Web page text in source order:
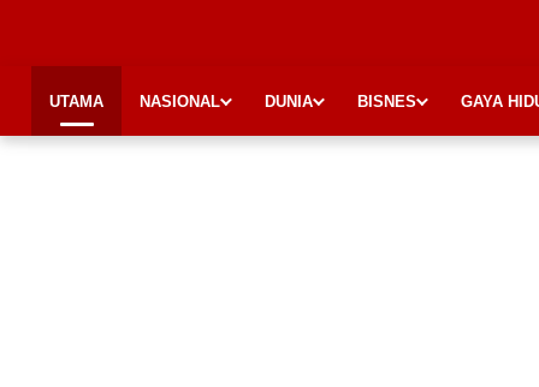
UTAMA NASIONAL DUNIA BISNES GAYA